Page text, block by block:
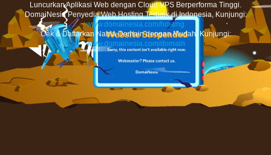
Luncurkan Aplikasi Web dengan Cloud VPS Berperforma Tinggi.
DomaiNesia Penyedia Web Hosting Terbaik di Indonesia, Kunjungi:
www.domainesia.com/hosting
Cek & Daftarkan Nama Domain dengan Mudah, Kunjungi:
www.domainesia.com/domain